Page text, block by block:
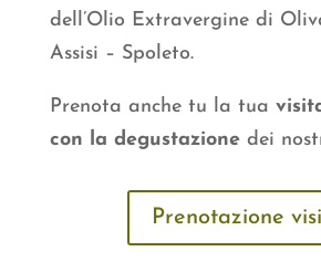
dell’Olio Extravergine di
Assisi – Spoleto.
Prenota anche tu la tua
con la degustazionedei
Prenotazione